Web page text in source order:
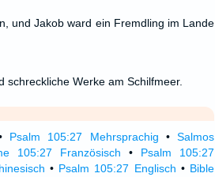
und Jakob ward ein Fremdling im Lande
schreckliche Werke am Schilfmeer.
Psalm 105:27 Mehrsprachig • Salmos
105:27 Französisch • Psalm 105:27
• Psalm 105:27 Englisch • Bible